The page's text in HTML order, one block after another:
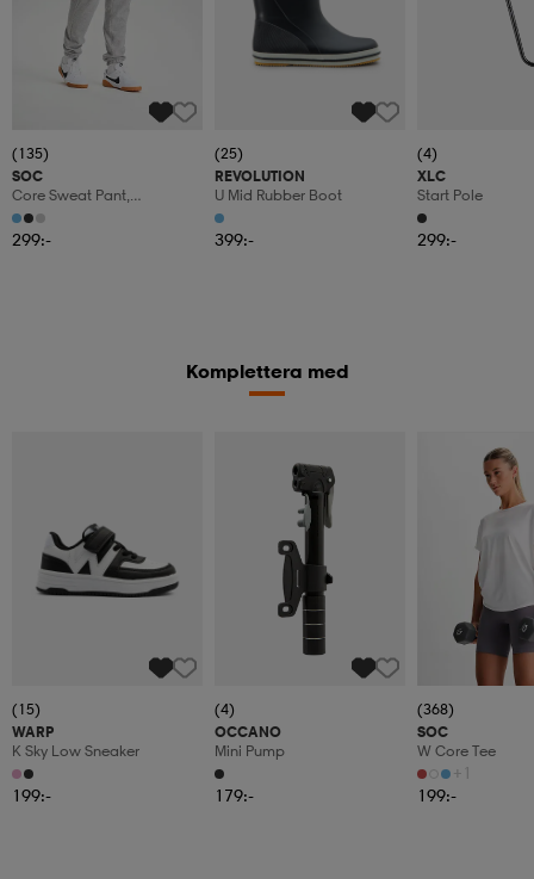
(135)
SOC
Core Sweat Pant,
Mjukisbyxor, Herr
299:-
(25)
REVOLUTION
U Mid Rubber Boot
399:-
(4)
XLC
Start Pole
299:-
Komplettera med
(15)
WARP
K Sky Low Sneaker
199:-
(4)
OCCANO
Mini Pump
179:-
(368)
SOC
W Core Tee
+1
199:-